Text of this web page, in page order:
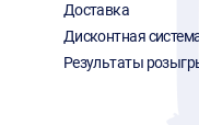
Доставка
Дисконтная
Результаты